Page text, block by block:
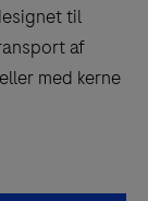
til
af
med kerne